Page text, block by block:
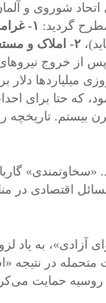
شوروی و
گردید: ١- غرامت پرداختی آلمان
۲- املاک و مستغلات.
از خروج
میلیاردها دلار
که حتا برای
بیستم. تاریخچه
«سخاوتمندی»
سال ١۹۹١ به حل و فصل
به یاد
در نتیجه
حمایت